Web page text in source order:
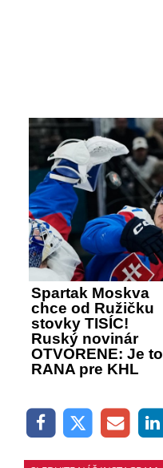
Spartak Moskva
chce od Ružičku
stovky TISÍC!
Ruský novinár
OTVORENE: Je to
RANA pre KHL